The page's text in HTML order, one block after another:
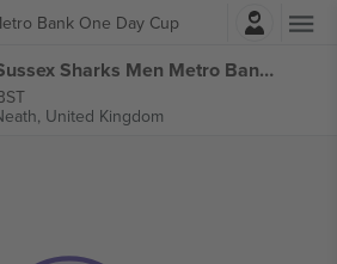
Bank One Day Cup
Přihlásit se
Glamorgan Men vs Sussex Sharks Men Metro Bank One Day Cup vstupenek
United Kingdom